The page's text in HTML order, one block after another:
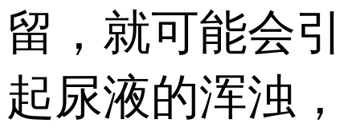
留，就可能会引
起尿液的浑浊，